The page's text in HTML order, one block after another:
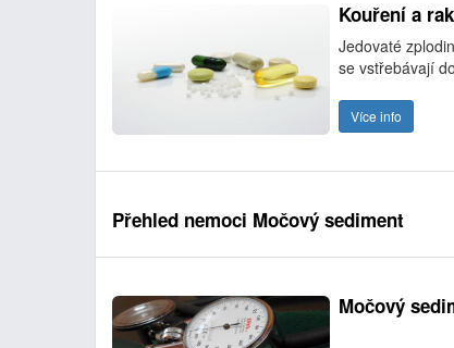
Kouření a
Jedovaté
se vstřebávají
Více info
Přehled nemoci Močový sediment
Močový